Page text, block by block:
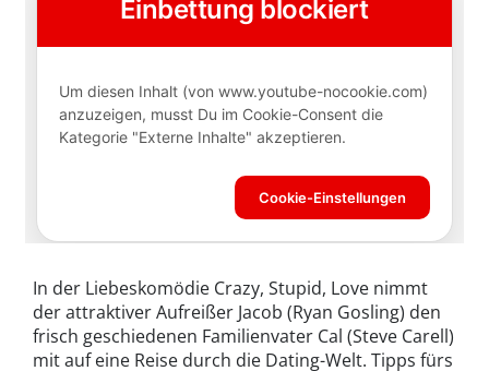
In der Liebeskomödie Crazy, Stupid, Love nimmt
der attraktiver Aufreißer Jacob (Ryan Gosling) den
frisch geschiedenen Familienvater Cal (Steve Carell)
mit auf eine Reise durch die Dating-Welt. Tipps fürs